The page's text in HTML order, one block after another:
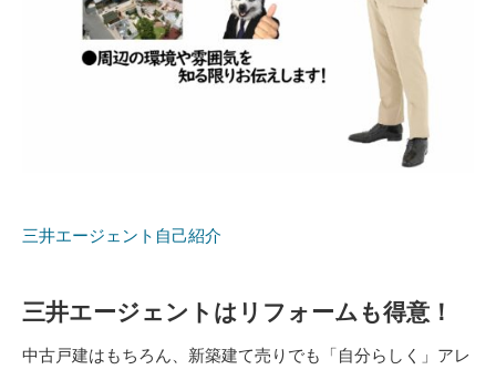
三井エージェント自己紹介
三井エージェントはリフォームも得意！
中古戸建はもちろん、新築建て売りでも「自分らしく」アレ